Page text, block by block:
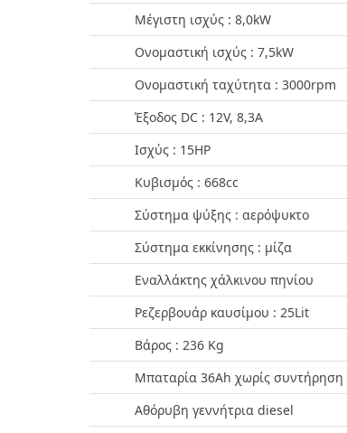
Μέγιστη ισχύς : 8,0kW
Ονομαστική ισχύς : 7,5kW
Ονομαστική ταχύτητα : 3000rpm
Έξοδος DC : 12V, 8,3A
Ισχύς : 15HP
Κυβισμός : 668cc
Σύστημα ψύξης : αερόψυκτο
Σύστημα εκκίνησης : μίζα
Εναλλάκτης χάλκινου πηνίου
Ρεζερβουάρ καυσίμου : 25Lit
Bάρος : 236 Kg
Μπαταρία 36Ah χωρίς συντήρηση
Αθόρυβη γεννήτρια diesel